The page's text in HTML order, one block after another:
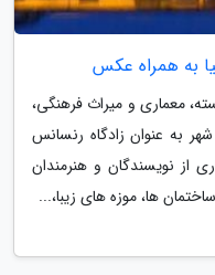
به همراه عکس
معماری و میراث فرهنگی،
به عنوان زادگاه رنسانس
از نویسندگان و هنرمندان
ها، موزه های زیبا،...